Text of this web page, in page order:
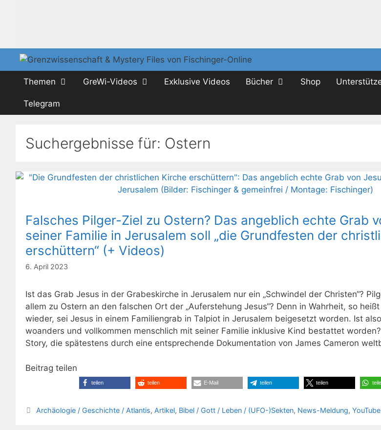
Themen GreWi-Videos Exklusive Videos Bücher Shop
Telegram
Suchergebnisse für: Ostern
Falsches Pilger-Ziel zu Ostern? Das angeblich echte Grab
seiner Familie in Jerusalem soll „die Grundfesten der
erschüttern“ (+ Videos)
6. April 2023
Ist das Grab Jesus in der Grabeskirche in Jerusalem nur ein „Schwindel der Christen“?
allem zu Ostern an den falschen Ort der „Auferstehung Jesus“? Denn in Wahrheit, so
wieder, sei Jesus in einem Familiengrab in Talpiot in Jerusalem beigesetzt worden. Ist
woanders und vollkommen menschlich mit seiner Familie inklusive Kind bestattet
Story, die spätestens durch eine entsprechende Dokumentation von James Cameron
Beitrag teilen
teilen teilen E-Mail teilen teilen
Kategorien
Archäologie / Geschichte / Atlantis, Artikel, Bibel / Gott / Leben / (UFO-)Sekten, News-Meldung,